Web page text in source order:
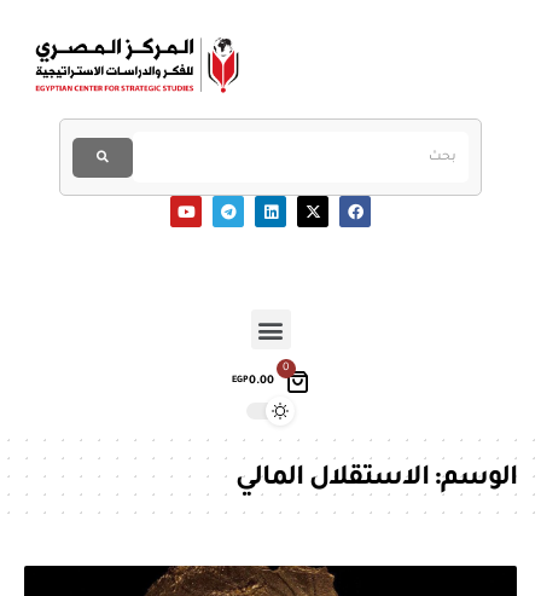
0
EGP0.00
الوسم:الاستقلال المالي